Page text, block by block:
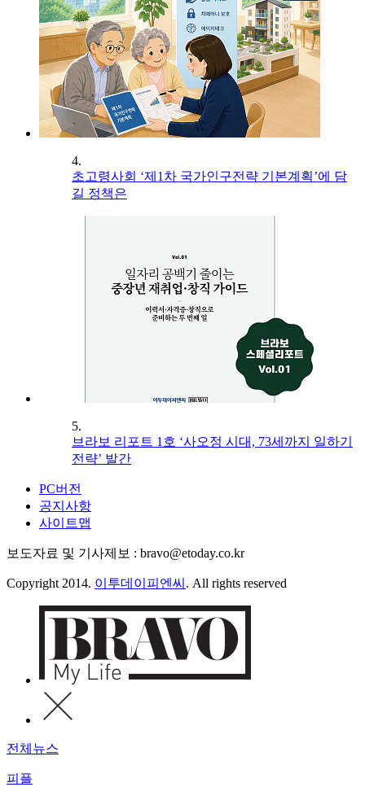
4.
초고령사회 ‘제1차 국가인구전략 기본계획’에 담
길 정책은
5.
브라보 리포트 1호 ‘사오정 시대, 73세까지 일하기
전략’ 발간
PC버전
공지사항
사이트맵
보도자료 및 기사제보 : bravo@etoday.co.kr
Copyright 2014. 이투데이피엔씨 . All rights reserved
전체뉴스
피플